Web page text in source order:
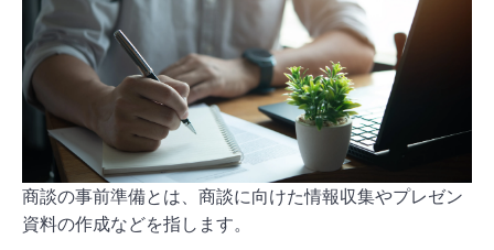
商談の事前準備とは、商談に向けた情報収集やプレゼン
資料の作成などを指します。